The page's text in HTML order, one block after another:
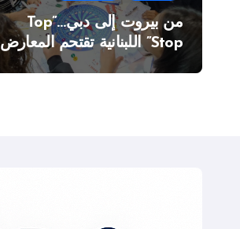
من بيروت إلى دبي…”Top
Stop” اللبنانية تقتحم المعارض
الدولية